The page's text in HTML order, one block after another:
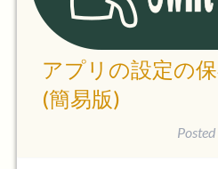
アプリの設定の
(簡易版)
Posted